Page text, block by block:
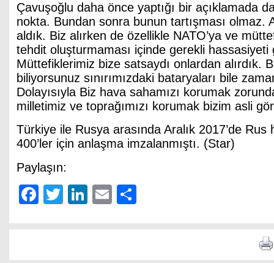
Çavuşoğlu daha önce yaptığı bir açıklamada
nokta. Bundan sonra bunun tartışması olmaz.
aldık. Biz alırken de özellikle NATO’ya ve
tehdit oluşturmaması içinde gerekli hassasiyeti
Müttefiklerimiz bize satsaydı onlardan alırdık.
biliyorsunuz sınırımızdaki bataryaları bile
Dolayısıyla Biz hava sahamızı korumak
milletimiz ve toprağımızı korumak bizim asli
Türkiye ile Rusya arasında Aralık 2017’de
400’ler için anlaşma imzalanmıştı. (Star)
Paylaşın:
Facebook
TwitterLinkedIn
Email